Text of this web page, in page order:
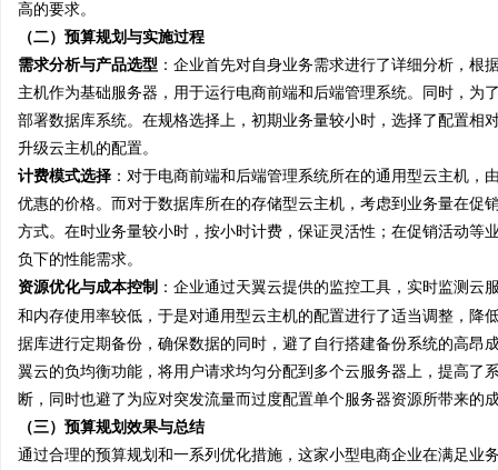
高的要求。
（二）预算规划与实施过程
需求分析与产品选型 ：企业首先对自身业务需求进行了详细分析，
主机作为基础服务器，用于运行电商前端和后端管理系统。同时，
部署数据库系统。在规格选择上，初期业务量较小时，选择了配置
升级云主机的配置。
计费模式选择 ：对于电商前端和后端管理系统所在的通用型云主机
优惠的价格。而对于数据库所在的存储型云主机，考虑到业务量在
方式。在时业务量较小时，按小时计费，保证灵活性；在促销活动
负下的性能需求。
资源优化与成本控制 ：企业通过天翼云提供的监控工具，实时监测
和内存使用率较低，于是对通用型云主机的配置进行了适当调整，
据库进行定期备份，确保数据的同时，避了自行搭建备份系统的高
翼云的负均衡功能，将用户请求均匀分配到多个云服务器上，提高了
断，同时也避了为应对突发流量而过度配置单个服务器资源所带来的
（三）预算规划效果与总结
通过合理的预算规划和一系列优化措施，这家小型电商企业在满足业